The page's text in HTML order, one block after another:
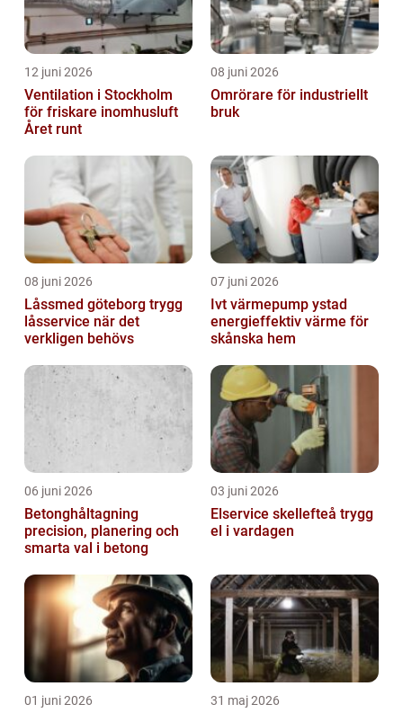
12 juni 2026
Ventilation i Stockholm
för friskare inomhusluft
Året runt
08 juni 2026
Omrörare för industriellt
bruk
08 juni 2026
Låssmed göteborg trygg
låsservice när det
verkligen behövs
07 juni 2026
Ivt värmepump ystad
energieffektiv värme för
skånska hem
06 juni 2026
Betonghåltagning
precision, planering och
smarta val i betong
03 juni 2026
Elservice skellefteå trygg
el i vardagen
01 juni 2026 31 maj 2026